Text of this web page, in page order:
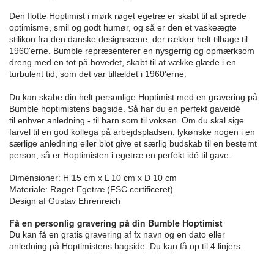
Den flotte Hoptimist i mørk røget egetræ er skabt til at sprede
optimisme, smil og godt humør, og så er den et vaskeægte
stilikon fra den danske designscene, der rækker helt tilbage til
1960'erne. Bumble repræsenterer en nysgerrig og opmærksom
dreng med en tot på hovedet, skabt til at vække glæde i en
turbulent tid, som det var tilfældet i 1960'erne.
Du kan skabe din helt personlige Hoptimist med en gravering på
Bumble hoptimistens bagside. Så har du en perfekt gaveidé
til enhver anledning - til barn som til voksen. Om du skal sige
farvel til en god kollega på arbejdspladsen, lykønske nogen i en
særlige anledning eller blot give et særlig budskab til en bestemt
person, så er Hoptimisten i egetræ en perfekt idé til gave.
Dimensioner: H 15 cm x L 10 cm x D 10 cm
Materiale: Røget Egetræ (FSC certificeret)
Design af Gustav Ehrenreich
Få en personlig gravering på din Bumble Hoptimist
Du kan få en gratis gravering af fx navn og en dato eller
anledning på Hoptimistens bagside. Du kan få op til 4 linjers